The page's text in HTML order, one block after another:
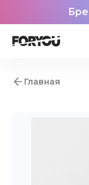
Главная